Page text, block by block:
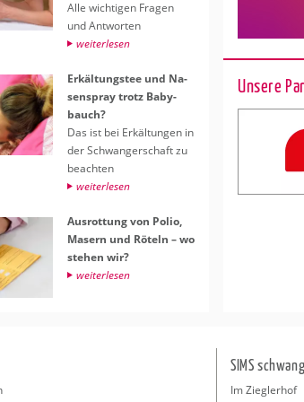
Alle wich­ti­gen Fra­gen
und Ant­wor­ten
wei­ter­le­sen
Er­käl­tungs­tee und Na­
sen­spray trotz Ba­by­
bauch?
Das ist bei Er­käl­tun­gen in
der Schwan­ger­schaft zu
be­ach­ten
wei­ter­le­sen
Aus­rot­tung von Polio,
Ma­sern und Rö­teln – wo
ste­hen wir?
wei­ter­le­sen
Unsere
SIMS
Im Zieglerhof